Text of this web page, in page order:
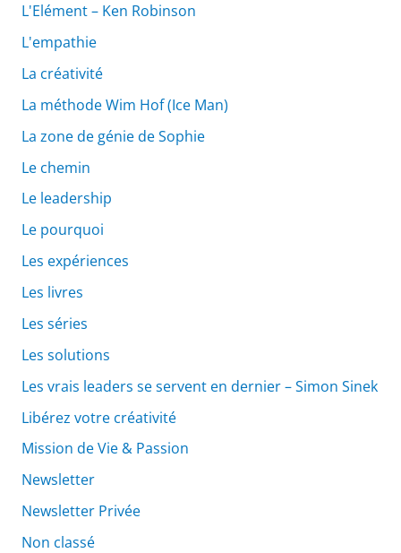
L'Elément – Ken Robinson
L'empathie
La créativité
La méthode Wim Hof (Ice Man)
La zone de génie de Sophie
Le chemin
Le leadership
Le pourquoi
Les expériences
Les livres
Les séries
Les solutions
Les vrais leaders se servent en dernier – Simon Sinek
Libérez votre créativité
Mission de Vie & Passion
Newsletter
Newsletter Privée
Non classé